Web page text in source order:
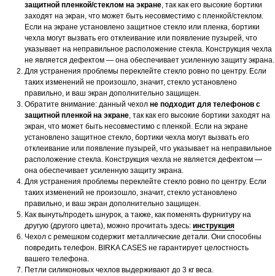
защитной пленкой/стеклом на экране, так как его высокие бортики
заходят на экран, что может быть несовместимо с пленкой/стеклом.
Если на экране установлено защитное стекло или пленка, бортики
чехла могут вызвать его отклеивание или появление пузырей, что
указывает на неправильное расположение стекла. Конструкция чехла
не является дефектом — она обеспечивает усиленную защиту экрана.
Для устранения проблемы переклейте стекло ровно по центру. Если
таких изменений не произошло, значит, стекло установлено
правильно, и ваш экран дополнительно защищен.
Обратите внимание: данный чехол не подходит для телефонов с
защитной пленкой на экране, так как его высокие бортики заходят на
экран, что может быть несовместимо с пленкой. Если на экране
установлено защитное стекло, бортики чехла могут вызвать его
отклеивание или появление пузырей, что указывает на неправильное
расположение стекла. Конструкция чехла не является дефектом —
она обеспечивает усиленную защиту экрана.
Для устранения проблемы переклейте стекло ровно по центру. Если
таких изменений не произошло, значит, стекло установлено
правильно, и ваш экран дополнительно защищен.
Как вынуть/продеть шнурок, а также, как поменять фурнитуру на
другую (другого цвета), можно прочитать здесь: инструкция
Чехол с ремешком содержит металлические детали. Они способны
повредить телефон. BIRKA CASES не гарантирует целостность
вашего телефона.
Петли силиконовых чехлов выдерживают до 3 кг веса.